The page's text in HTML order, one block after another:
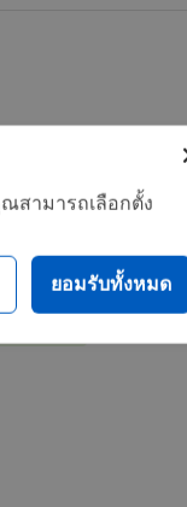
to cart
สามารถเลือกตั้ง
ยอมรับทั้งหมด